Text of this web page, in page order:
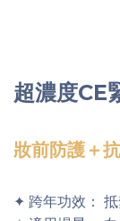
超濃度CE
妝前防護＋
✦ 跨年功效： 抵